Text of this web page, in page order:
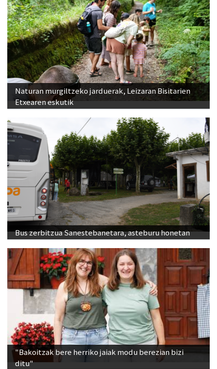
Naturan murgiltzeko jarduerak, Leizaran Bisitarien
Etxearen eskutik
Bus zerbitzua Sanestebanetara, asteburu honetan
"Bakoitzak bere herriko jaiak modu berezian bizi
ditu"